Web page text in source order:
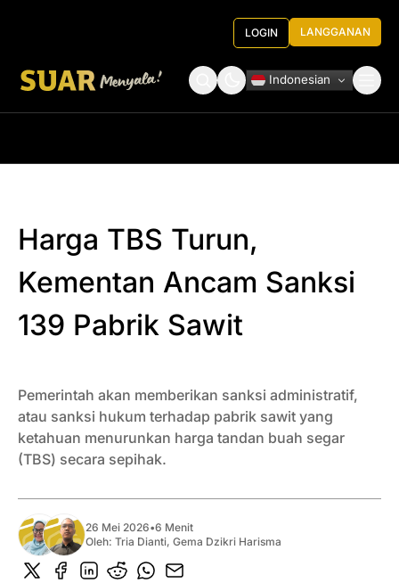
LOGIN LANGGANAN
Indonesian
Harga TBS Turun,
Kementan Ancam Sanksi
139 Pabrik Sawit
Pemerintah akan memberikan sanksi administratif,
atau sanksi hukum terhadap pabrik sawit yang
ketahuan menurunkan harga tandan buah segar
(TBS) secara sepihak.
26 Mei 2026•6 Menit
Oleh: Tria Dianti, Gema Dzikri Harisma